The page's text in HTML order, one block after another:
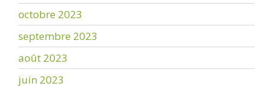
octobre 2023
septembre 2023
août 2023
juin 2023